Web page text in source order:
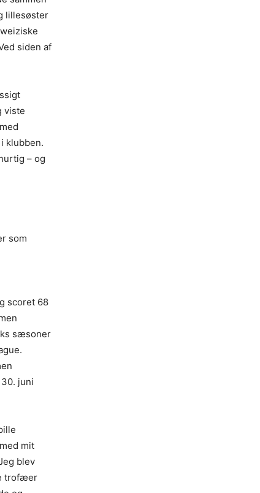
lillesøster
siden af
viste
klubben.
– og
som
scoret 68
sæsoner
juni
mit
blev
trofæer